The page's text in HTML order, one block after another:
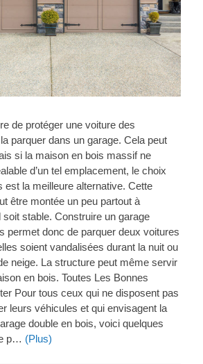
de protéger une voiture des
parquer dans un garage. Cela peut
si la maison en bois massif ne
d’un tel emplacement, le choix
est la meilleure alternative. Cette
être montée un peu partout à
soit stable. Construire un garage
permet donc de parquer deux voitures
soient vandalisées durant la nuit ou
neige. La structure peut même servir
en bois. Toutes Les Bonnes
Pour tous ceux qui ne disposent pas
leurs véhicules et qui envisagent la
double en bois, voici quelques
p… (Plus)